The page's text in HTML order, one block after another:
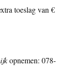
toeslag van €
opnemen: 078-